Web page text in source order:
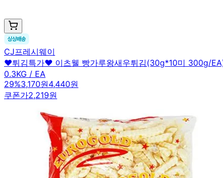
CJ프레시웨이
♥튀김특가♥ 이츠웰 빵가루왕새우튀김(30g*10미 300g/
0.3KG / EA
29%3,170원4,440원
쿠폰가2,219원